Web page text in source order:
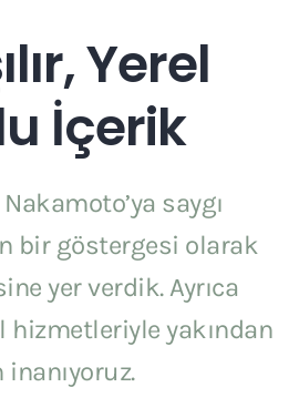
Yerel
İçerik
saygı
bir göstergesi olarak
yer verdik. Ayrıca
hizmetleriyle yakından